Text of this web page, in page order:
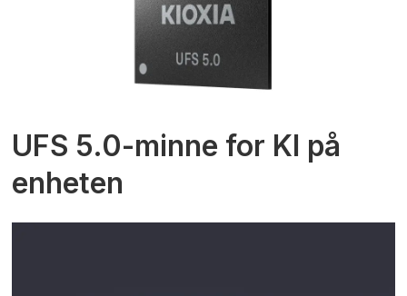
UFS 5.0-minne for KI på
enheten